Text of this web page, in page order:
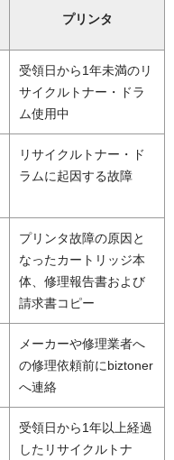
プリンタ
受領日から1年未満のリ
サイクルトナー・ドラ
ム使用中
リサイクルトナー・ド
ラムに起因する故障
プリンタ故障の原因と
なったカートリッジ本
体、修理報告書および
請求書コピー
メーカーや修理業者へ
の修理依頼前にbiztoner
へ連絡
受領日から1年以上経過
したリサイクルトナ